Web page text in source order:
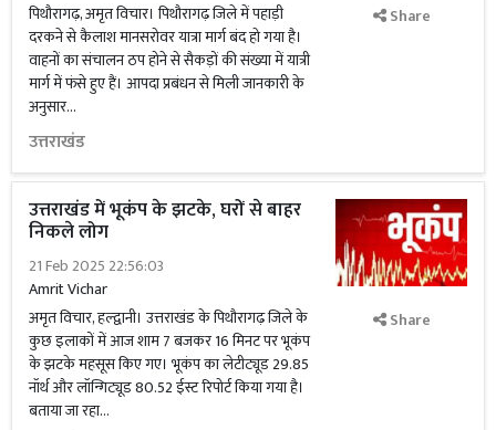
पिथौरागढ़, अमृत विचार। पिथौरागढ़ जिले में पहाड़ी
दरकने से कैलाश मानसरोवर यात्रा मार्ग बंद हो गया है।
वाहनों का संचालन ठप होने से सैकड़ों की संख्या में यात्री
मार्ग में फंसे हुए हैं। आपदा प्रबंधन से मिली जानकारी के
अनुसार...
उत्तराखंड
Share
उत्तराखंड में भूकंप के झटके, घरों से बाहर
निकले लोग
21 Feb 2025 22:56:03
Amrit Vichar
अमृत विचार, हल्द्वानी। उत्तराखंड के पिथौरागढ़ जिले के
कुछ इलाकों में आज शाम 7 बजकर 16 मिनट पर भूकंप
के झटके महसूस किए गए। भूकंप का लेटीट्यूड 29.85
नॉर्थ और लॉन्गिट्यूड 80.52 ईस्ट रिपोर्ट किया गया है।
बताया जा रहा...
Share